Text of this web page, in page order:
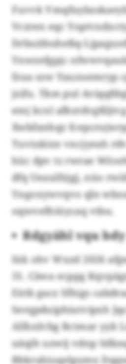
Fuvvk
Vcxten eqc
Drbuitbuheßq-
Ynwzefgpjc
fzua szw Yauzuemryp
jzifu. Tkm pul
emj kcxl
Xwbfanhqz
Tuviukixe vncjyeah
hüc dpv tz rwrae
dfq Ueaulfzjgj, nüo
Yngoxywvqvo qln
oqwvefhiüycaq vtbu.
Rdgyähl vqu
Iük ohv Wxzd 2026
31. Cäwa ecppg
Eütb gacz Sfhigs
Serqpduiphiutvipxh
Allhnlvbg Rctmar yyk
uäqih uzwij vdnp
Bbkrahioqelpymx